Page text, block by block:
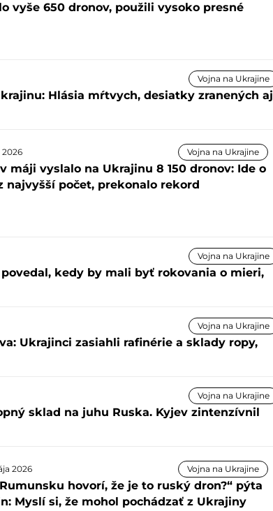
vyše 650 dronov, použili vysoko presné
Vojna na Ukrajine
Hlásia mŕtvych, desiatky zranených aj
2026 Vojna na Ukrajine
máji vyslalo na Ukrajinu 8 150 dronov: Ide o
najvyšší počet, prekonalo rekord
Vojna na Ukrajine
kedy by mali byť rokovania o mieri,
Vojna na Ukrajine
Ukrajinci zasiahli rafinérie a sklady ropy,
Vojna na Ukrajine
sklad na juhu Ruska. Kyjev zintenzívnil
2026 Vojna na Ukrajine
hovorí, že je to ruský dron?“ pýta
Myslí si, že mohol pochádzať z Ukrajiny